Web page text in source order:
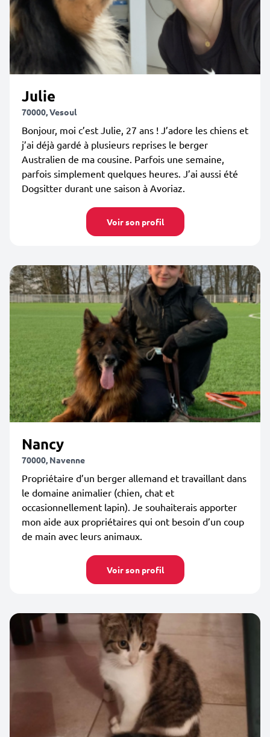
Julie
70000, Vesoul
Bonjour, moi c’est Julie, 27 ans ! J’adore les chiens et
j’ai déjà gardé à plusieurs reprises le berger
Australien de ma cousine. Parfois une semaine,
parfois simplement quelques heures. J’ai aussi été
Dogsitter durant une saison à Avoriaz.
Voir son profil
Nancy
70000, Navenne
Propriétaire d’un berger allemand et travaillant dans
le domaine animalier (chien, chat et
occasionnellement lapin). Je souhaiterais apporter
mon aide aux propriétaires qui ont besoin d’un coup
de main avec leurs animaux.
Voir son profil